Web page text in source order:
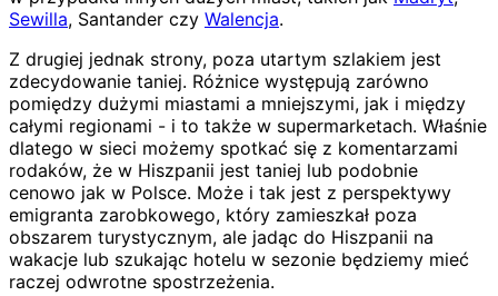
Sewilla, Santander czy Walencja.
Z drugiej jednak strony, poza utartym szlakiem jest
zdecydowanie taniej. Różnice występują zarówno
pomiędzy dużymi miastami a mniejszymi, jak i między
całymi regionami - i to także w supermarketach. Właśnie
dlatego w sieci możemy spotkać się z komentarzami
rodaków, że w Hiszpanii jest taniej lub podobnie
cenowo jak w Polsce. Może i tak jest z perspektywy
emigranta zarobkowego, który zamieszkał poza
obszarem turystycznym, ale jadąc do Hiszpanii na
wakacje lub szukając hotelu w sezonie będziemy mieć
raczej odwrotne spostrzeżenia.